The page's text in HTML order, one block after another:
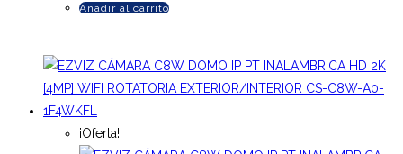
Añadir al carrito
¡Oferta!